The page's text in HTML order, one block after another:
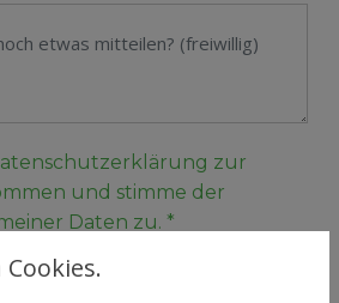
zur
und stimme der
Daten zu. *